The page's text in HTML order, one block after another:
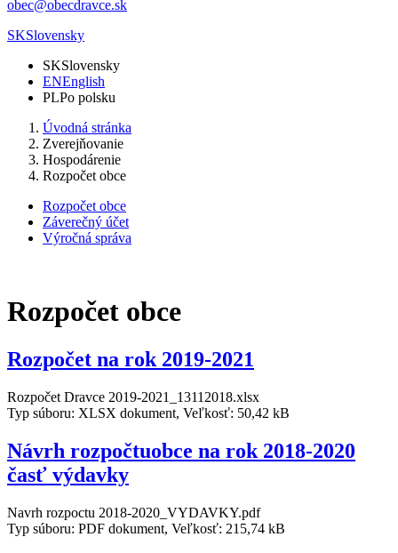
obec@obecdravce.sk
SKSlovensky
SKSlovensky
ENEnglish
PLPo polsku
Úvodná stránka
Zverejňovanie
Hospodárenie
Rozpočet obce
Rozpočet obce
Záverečný účet
Výročná správa
Rozpočet obce
Rozpočet na rok 2019-2021
Rozpočet Dravce 2019-2021_13112018.xlsx
Typ súboru: XLSX dokument, Veľkosť: 50,42 kB
Návrh rozpočtuobce na rok 2018-2020
časť výdavky
Navrh rozpoctu 2018-2020_VYDAVKY.pdf
Typ súboru: PDF dokument, Veľkosť: 215,74 kB